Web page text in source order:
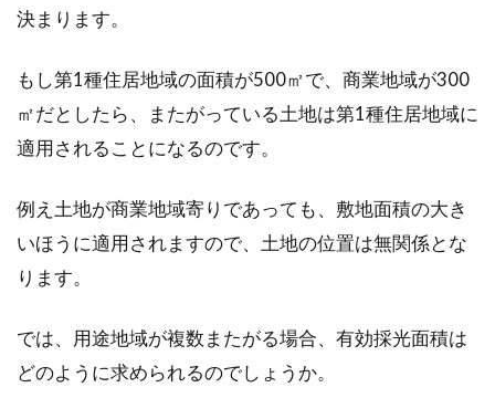
決まります。
もし第1種住居地域の面積が500㎡で、商業地域が300
㎡だとしたら、またがっている土地は第1種住居地域に
適用されることになるのです。
例え土地が商業地域寄りであっても、敷地面積の大き
いほうに適用されますので、土地の位置は無関係とな
ります。
では、用途地域が複数またがる場合、有効採光面積は
どのように求められるのでしょうか。